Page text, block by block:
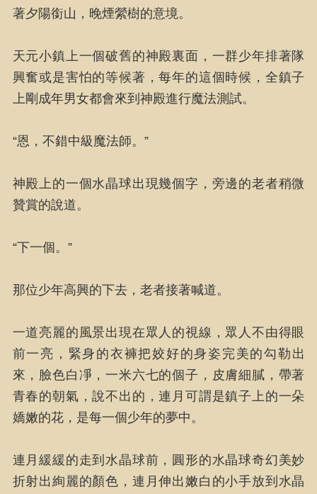
著夕陽銜山，晚煙縈樹的意境。
天元小鎮上一個破舊的神殿裏面，一群少年排著隊
興奮或是害怕的等候著，每年的這個時候，全鎮子
上剛成年男女都會來到神殿進行魔法測試。
“恩，不錯中級魔法師。”
神殿上的一個水晶球出現幾個字，旁邊的老者稍微
贊賞的說道。
“下一個。”
那位少年高興的下去，老者接著喊道。
一道亮麗的風景出現在眾人的視線，眾人不由得眼
前一亮，緊身的衣褲把姣好的身姿完美的勾勒出
來，臉色白凈，一米六七的個子，皮膚細膩，帶著
青春的朝氣，說不出的，連月可謂是鎮子上的一朵
嬌嫩的花，是每一個少年的夢中。
連月緩緩的走到水晶球前，圓形的水晶球奇幻美妙
折射出絢麗的顏色，連月伸出嫩白的小手放到水晶